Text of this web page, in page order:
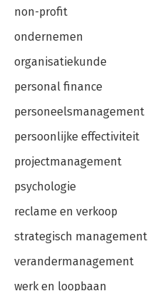
non-profit
ondernemen
organisatiekunde
personal finance
personeelsmanagement
persoonlijke effectiviteit
projectmanagement
psychologie
reclame en verkoop
strategisch management
verandermanagement
werk en loopbaan